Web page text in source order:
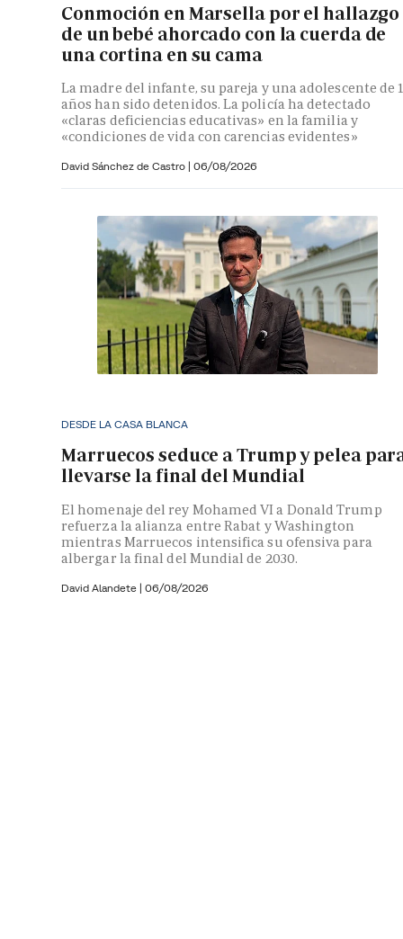
Conmoción en Marsella por el hallazgo
de un bebé ahorcado con la cuerda de
una cortina en su cama
La madre del infante, su pareja y una adolescente de
años han sido detenidos. La policía ha detectado
«claras deficiencias educativas» en la familia y
«condiciones de vida con carencias evidentes»
David Sánchez de Castro | 06/08/2026
DESDE LA CASA BLANCA
Marruecos seduce a Trump y pelea
llevarse la final del Mundial
El homenaje del rey Mohamed VI a Donald Trump
refuerza la alianza entre Rabat y Washington
mientras Marruecos intensifica su ofensiva para
albergar la final del Mundial de 2030.
David Alandete | 06/08/2026